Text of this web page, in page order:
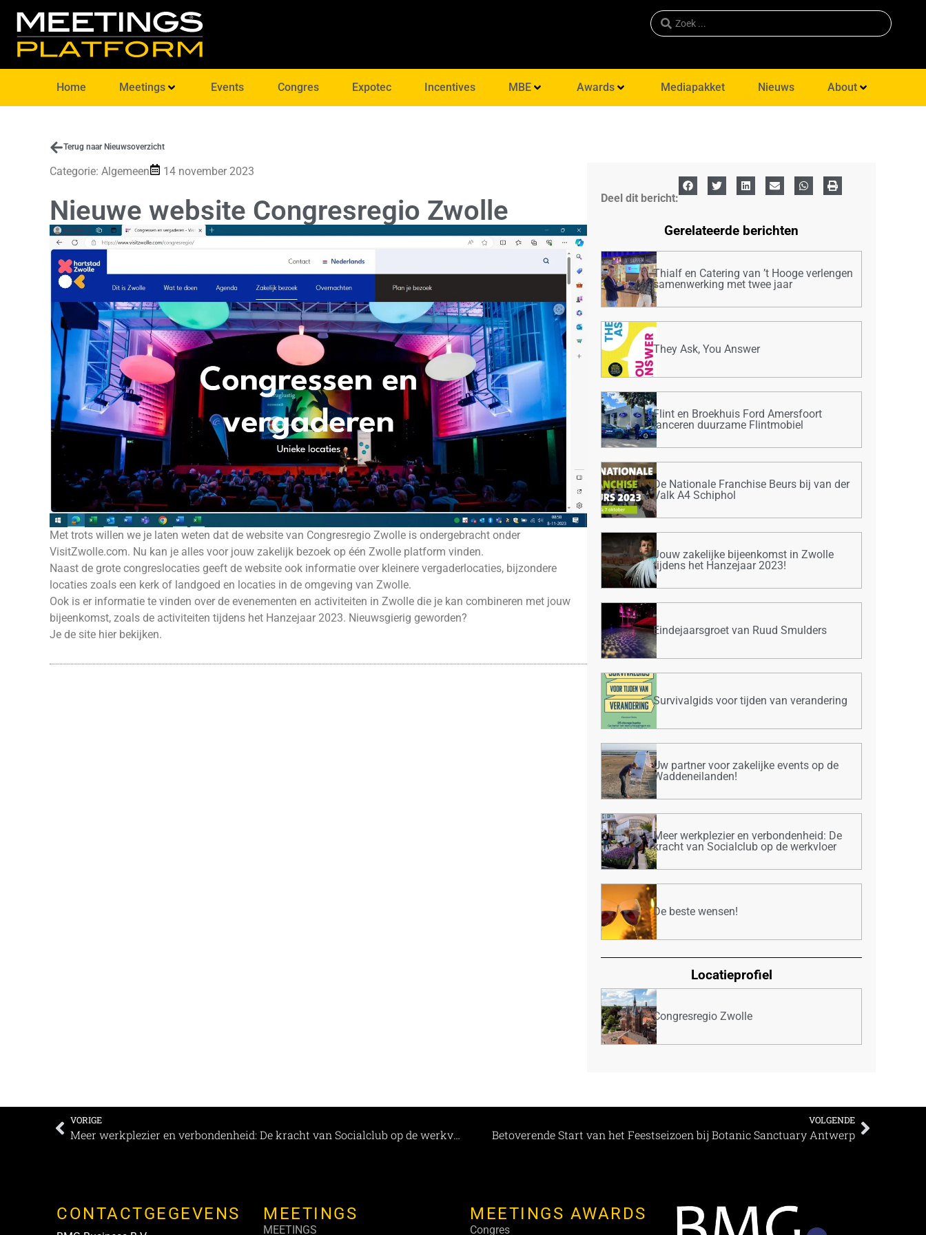
Home Meetings Events Congres Expotec Incentives MBE Awards Mediapakket Nieuws About
Terug naar Nieuwsoverzicht
Categorie: Algemeen 14 november 2023
Nieuwe website Congresregio Zwolle
Met trots willen we je laten weten dat de website van Congresregio Zwolle is ondergebracht onder
VisitZwolle.com. Nu kan je alles voor jouw zakelijk bezoek op één Zwolle platform vinden.
Naast de grote congreslocaties geeft de website ook informatie over kleinere vergaderlocaties, bijzondere
locaties zoals een kerk of landgoed en locaties in de omgeving van Zwolle.
Ook is er informatie te vinden over de evenementen en activiteiten in Zwolle die je kan combineren met jouw
bijeenkomst, zoals de activiteiten tijdens het Hanzejaar 2023. Nieuwsgierig geworden?
Je de site hier bekijken.
Deel dit bericht:
Gerelateerde berichten
Thialf en Catering van ’t Hooge verlengen
samenwerking met twee jaar
They Ask, You Answer
Flint en Broekhuis Ford Amersfoort
lanceren duurzame Flintmobiel
De Nationale Franchise Beurs bij van der
Valk A4 Schiphol
Jouw zakelijke bijeenkomst in Zwolle
tijdens het Hanzejaar 2023!
Eindejaarsgroet van Ruud Smulders
Survivalgids voor tijden van verandering
Uw partner voor zakelijke events op de
Waddeneilanden!
Meer werkplezier en verbondenheid: De
kracht van Socialclub op de werkvloer
De beste wensen!
Locatieprofiel
Congresregio Zwolle
VORIGE
Meer werkplezier en verbondenheid: De kracht van Socialclub op de werkvloer
VOLGENDE
Betoverende Start van het Feestseizoen bij Botanic Sanctuary Antwerp
CONTACTGEGEVENS MEETINGS
MEETINGS
MEETINGS AWARDS
Congres